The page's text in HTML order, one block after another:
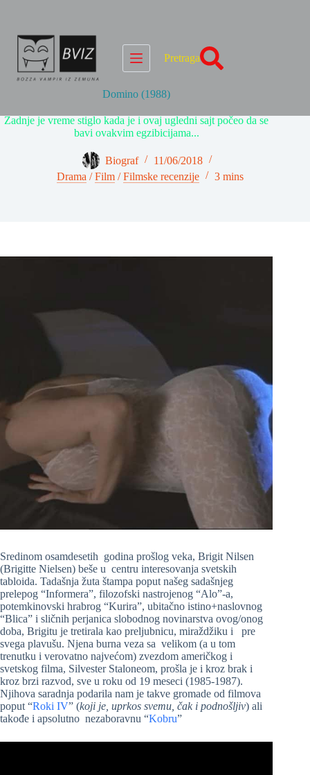
Pretraga
Domino (1988)
Zadnje je vreme stiglo kada je i ovaj ugledni sajt počeo da se
bavi ovakvim egzibicijama...
Biograf
11/06/2018
Drama /Film /Filmske recenzije 3 mins
Sredinom osamdesetih godina prošlog veka, Brigit Nilsen
(Brigitte Nielsen) beše u centru interesovanja svetskih
tabloida. Tadašnja žuta štampa poput našeg sadašnjeg
prelepog “Informera”, filozofski nastrojenog “Alo”-a,
potemkinovski hrabrog “Kurira”, ubitačno istino+naslovnog
“Blica” i sličnih perjanica slobodnog novinarstva ovog/onog
doba, Brigitu je tretirala kao preljubnicu, miraždžiku i pre
svega plavušu. Njena burna veza sa velikom (a u tom
trenutku i verovatno najvećom) zvezdom američkog i
svetskog filma, Silvester Staloneom, prošla je i kroz brak i
kroz brzi razvod, sve u roku od 19 meseci (1985-1987).
Njihova saradnja podarila nam je takve gromade od filmova
poput “Roki IV” (koji je, uprkos svemu, čak i podnošljiv) ali
takođe i apsolutno nezaboravnu “Kobru”